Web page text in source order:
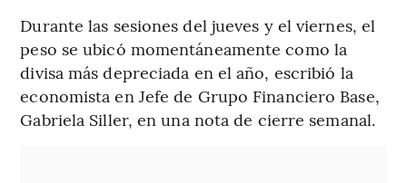
Durante las sesiones del jueves y el viernes, el
peso se ubicó momentáneamente como la
divisa más depreciada en el año, escribió la
economista en Jefe de Grupo Financiero Base,
Gabriela Siller, en una nota de cierre semanal.